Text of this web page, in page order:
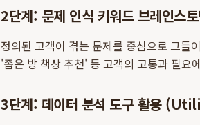
2단계: 문제 인식 키워드 브레
정의된 고객이 겪는 문제를 중심으로 그들
'좁은 방 책상 추천' 등 고객의 고통과 필요
3단계: 데이터 분석 도구 활용